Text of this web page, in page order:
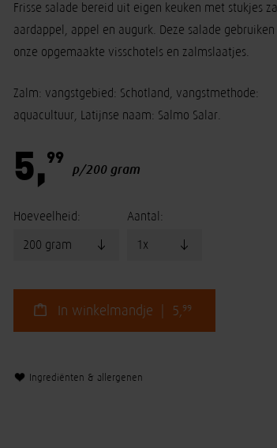
Frisse salade bereid uit eigen keuken met stukjes
aardappel, appel en augurk. Deze salade
onze opgemaakte visschotels en zalmslaatjes.
Zalm: vangstgebied: Schotland, vangstmethode:
aquacultuur, Latijnse naam: Salmo Salar.
5,99
p/200 gram
Hoeveelheid: Aantal:
In winkelmandje | 5,99
Ingrediënten & allergenen